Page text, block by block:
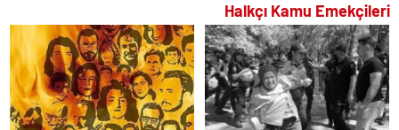
Halkçı Kamu Emekçileri